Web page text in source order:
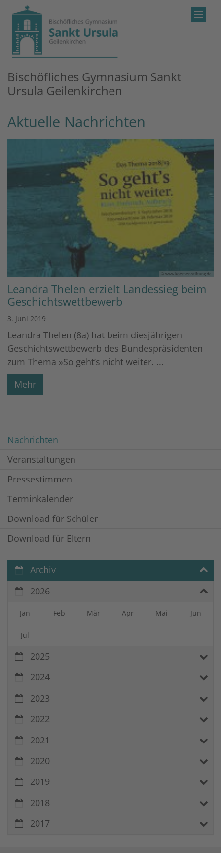
Zum Inhalt springen
Bischöfliches Gymnasium Sankt
Ursula Geilenkirchen
Aktuelle Nachrichten
© www.koerber-stiftung.de
Leandra Thelen erzielt Landessieg beim
Geschichtswettbewerb
3. Juni 2019
Leandra Thelen (8a) hat beim diesjährigen
Geschichtswettbewerb des Bundespräsidenten
zum Thema »So geht’s nicht weiter. ...
Mehr
Nachrichten
Veranstaltungen
Pressestimmen
Terminkalender
Download für Schüler
Download für Eltern
Archiv
2026
Jan Feb Mär Apr Mai Jun
Jul
2025
2024
2023
2022
2021
2020
2019
2018
2017